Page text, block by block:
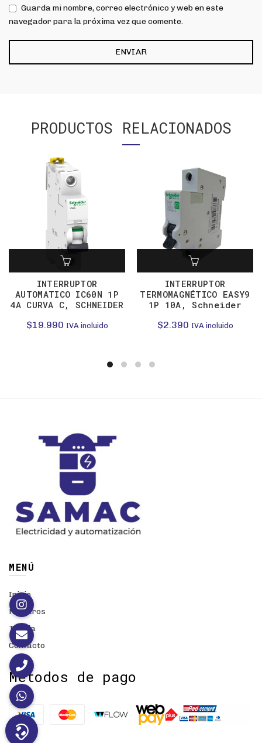
Guarda mi nombre, correo electrónico y web en este
navegador para la próxima vez que comente.
PRODUCTOS RELACIONADOS
INTERRUPTOR
AUTOMATICO IC60N 1P
4A CURVA C, SCHNEIDER
$19.990 IVA incluido
INTERRUPTOR
TERMOMAGNÉTICO EASY9
1P 10A, Schneider
$2.390 IVA incluido
MENÚ
Inicio
Nosotros
Tienda
Contacto
Métodos de pago